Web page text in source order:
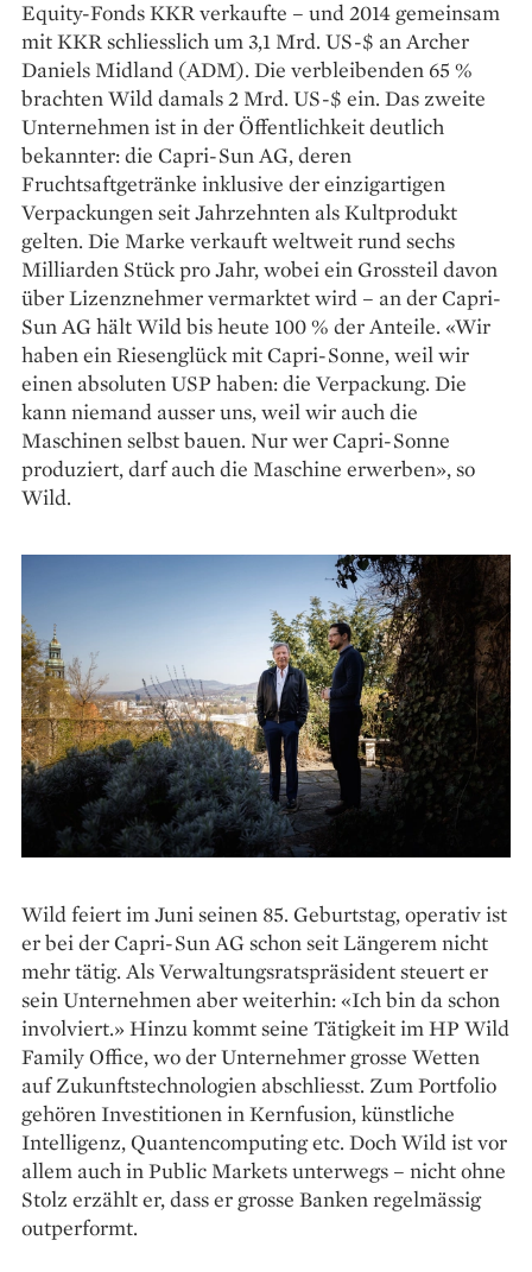
Equity-Fonds KKR verkaufte – und 2014 gemeinsam
mit KKR schliesslich um 3,1 Mrd. US-$ an Archer
Daniels Midland (ADM). Die verbleibenden 65 %
brachten Wild damals 2 Mrd. US-$ ein. Das zweite
Unternehmen ist in der Öffentlichkeit deutlich
bekannter: die Capri-Sun AG, deren
Fruchtsaftgetränke inklusive der einzigartigen
Verpackungen seit Jahrzehnten als Kultprodukt
gelten. Die Marke verkauft weltweit rund sechs
Milliarden Stück pro Jahr, wobei ein Grossteil davon
über Lizenznehmer vermarktet wird – an der Capri-
Sun AG hält Wild bis heute 100 % der Anteile. «Wir
haben ein Riesenglück mit Capri-Sonne, weil wir
einen absoluten USP haben: die Verpackung. Die
kann niemand ausser uns, weil wir auch die
Maschinen selbst bauen. Nur wer Capri-Sonne
produziert, darf auch die Maschine erwerben», so
Wild.
Wild feiert im Juni seinen 85. Geburtstag, operativ ist
er bei der Capri-Sun AG schon seit Längerem nicht
mehr tätig. Als Verwaltungsratspräsident steuert er
sein Unternehmen aber weiterhin: «Ich bin da schon
involviert.» Hinzu kommt seine Tätigkeit im HP Wild
Family Office, wo der Unter­nehmer grosse Wetten
auf Zukunftstechnologien abschliesst. Zum Portfolio
gehören Investitionen in Kernfusion, künstliche
Intelligenz, Quantencomputing etc. Doch Wild ist vor
allem auch in Public Markets unterwegs – nicht ohne
Stolz erzählt er, dass er grosse Banken regelmässig
outperformt.